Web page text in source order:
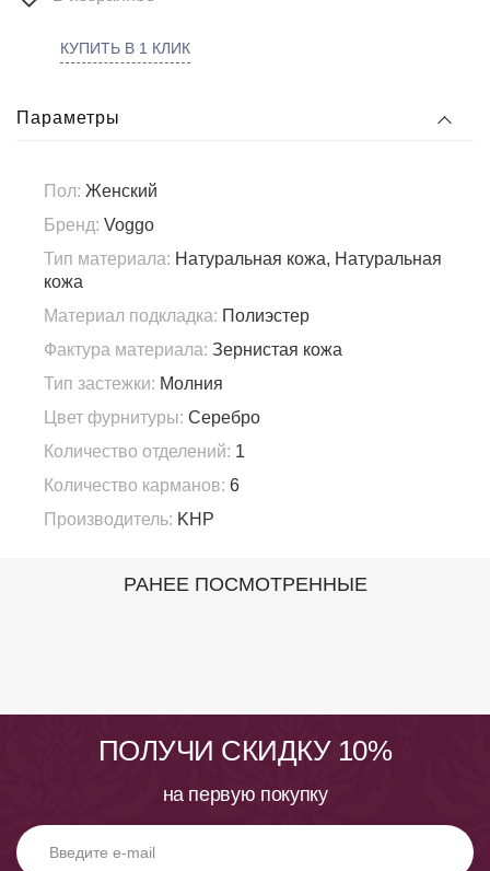
КУПИТЬ В 1 КЛИК
Параметры
Пол: Женский
Бренд: Voggo
Тип материала: Натуральная кожа, Натуральная
кожа
Материал подкладка: Полиэстер
Фактура материала: Зернистая кожа
Тип застежки: Молния
Цвет фурнитуры: Серебро
Количество отделений: 1
Количество карманов: 6
Производитель: KHP
РАНЕЕ ПОСМОТРЕННЫЕ
ПОЛУЧИ СКИДКУ 10%
на первую покупку